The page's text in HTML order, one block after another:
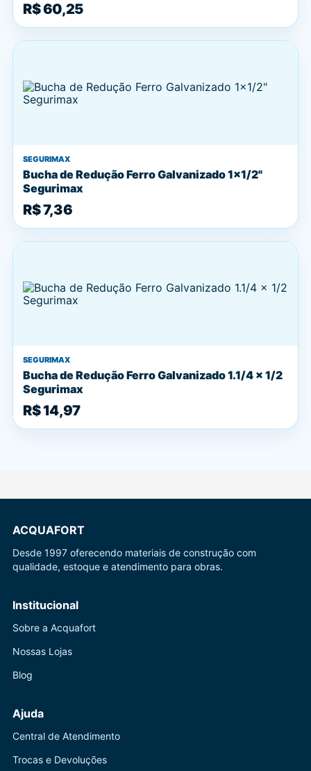
R$ 60,25
SEGURIMAX
Bucha de Redução Ferro Galvanizado 1x1/2"
Segurimax
R$ 7,36
SEGURIMAX
Bucha de Redução Ferro Galvanizado 1.1/4 x 1/2
Segurimax
R$ 14,97
ACQUAFORT
Desde 1997 oferecendo materiais de construção com
qualidade, estoque e atendimento para obras.
Institucional
Sobre a Acquafort
Nossas Lojas
Blog
Ajuda
Central de Atendimento
Trocas e Devoluções